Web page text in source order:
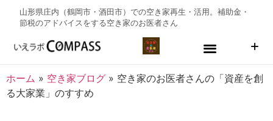
山形県庄内（鶴岡市・酒田市）での空き家再生・活用。補助金・
節税のアドバイスをする空き家のお医者さん
ホーム » 空き家ブログ » 空き家のお医者さんの「資産を創
る大家業」のすすめ